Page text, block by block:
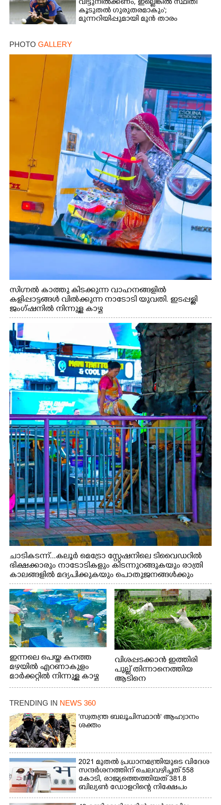
വിട്ടുനിൽക്കണം, ഇല്ലെങ്കിൽ സ്ഥിതി
കൂടുതൽ ഗുരുതരമാകും';
മുന്നറിയിപ്പുമായി മുൻ താരം
PHOTO GALLERY
സിഗ്നൽ കാത്തു കിടക്കുന്ന വാഹനങ്ങളിൽ
കളിപ്പാട്ടങ്ങൾ വിൽക്കുന്ന നാടോടി യുവതി. ഇടപ്പള്ളി
ജംഗ്ഷനിൽ നിന്നുള്ള കാഴ്ച
ചാടികടന്ന്...കലൂർ മെട്രോ സ്റ്റേഷനിലെ ടിവൈഡറിൽ
ഭിക്ഷക്കാരും നാടോടികളും കിടന്നുറങ്ങുകയും രാത്രി
കാലങ്ങളിൽ മദ്യപിക്കുകയും പൊതുജനങ്ങൾക്കും
വാഹനത്തിൽ പോകുന്നവർക്കും ബുദ്ധിമുട്ട് ഉണ്ടായ
സാഹചര്യത്തിൽ അധികാരികൾ കമ്പി കൊണ്ട് മറച്ച
വേലി ചാടികടക്കുന്ന നാടോടി സ്ത്രീ
ഇന്നലെ പെയ്ത കനത്ത
മഴയിൽ എറണാകുളം
മാർക്കറ്റിൽ നിന്നുള്ള കാഴ്ച
വിശപ്പടക്കാൻ ഇത്തിരി
പുല്ല് തിന്നാനെത്തിയ
ആടിനെ
ആക്രമിക്കാനൊരുങ്ങുന്ന
വാത്തുരുത്തിയിൽ
TRENDING IN NEWS 360
'സ്വതന്ത്ര ബലൂചിസ്ഥാൻ' ആഹ്വാനം
ശക്തം
2021 മുതൽ പ്രധാനമന്ത്രിയുടെ വിദേശ
സന്ദർശനത്തിന് ചെലവഴിച്ചത് 558
കോടി, രാജ്യത്തെത്തിയത് 381.8
ബില്യൺ ഡോളറിന്റെ നിക്ഷേപം